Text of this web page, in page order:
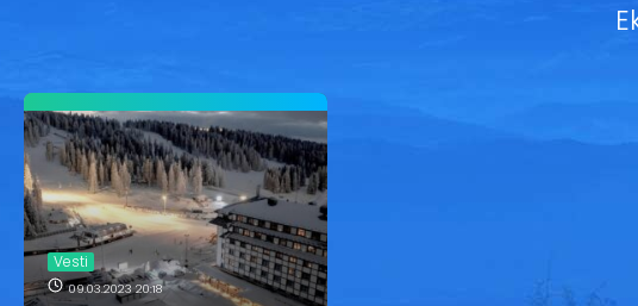
Vesti
09.03.2023 20:18